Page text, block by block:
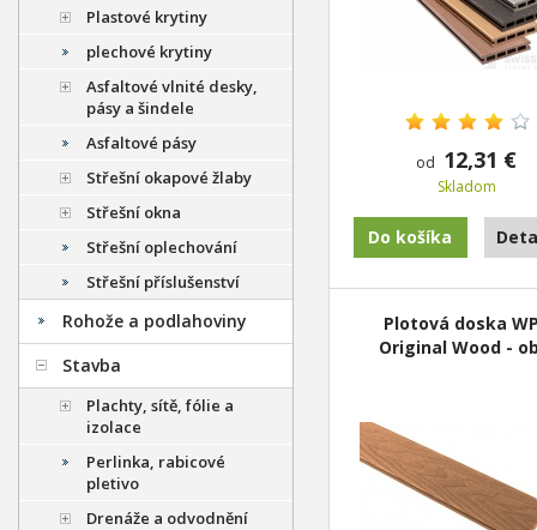
od 12,31 €
Skladom
Do košíka
Plotová doska
Original Wood -
Plastové krytiny
plechové krytiny
Asfaltové vlnité desky,
pásy a šindele
Asfaltové pásy
Střešní okapové žlaby
Střešní okna
Střešní oplechování
Střešní příslušenství
Rohože a podlahoviny
Stavba
Plachty, sítě, fólie a
izolace
Perlinka, rabicové
pletivo
Drenáže a odvodnění